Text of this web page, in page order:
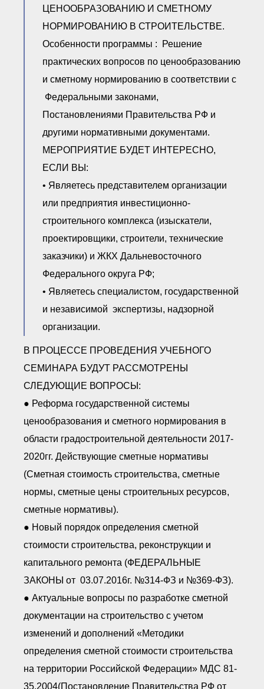
ЦЕНООБРАЗОВАНИЮ И СМЕТНОМУ
НОРМИРОВАНИЮ В СТРОИТЕЛЬСТВЕ.
Особенности программы : Решение
практических вопросов по ценообразованию
и сметному нормированию в соответствии с
Федеральными законами,
Постановлениями Правительства РФ и
другими нормативными документами.
МЕРОПРИЯТИЕ БУДЕТ ИНТЕРЕСНО,
ЕСЛИ ВЫ:
• Являетесь представителем организации
или предприятия инвестиционно-
строительного комплекса (изыскатели,
проектировщики, строители, технические
заказчики) и ЖКХ Дальневосточного
Федерального округа РФ;
• Являетесь специалистом, государственной
и независимой экспертизы, надзорной
организации.
В ПРОЦЕССЕ ПРОВЕДЕНИЯ УЧЕБНОГО
СЕМИНАРА БУДУТ РАССМОТРЕНЫ
СЛЕДУЮЩИЕ ВОПРОСЫ:
● Реформа государственной системы
ценообразования и сметного нормирования в
области градостроительной деятельности 2017-
2020гг. Действующие сметные нормативы
(Сметная стоимость строительства, сметные
нормы, сметные цены строительных ресурсов,
сметные нормативы).
● Новый порядок определения сметной
стоимости строительства, реконструкции и
капитального ремонта (ФЕДЕРАЛЬНЫЕ
ЗАКОНЫ от 03.07.2016г. №314-ФЗ и №369-ФЗ).
● Актуальные вопросы по разработке сметной
документации на строительство с учетом
изменений и дополнений «Методики
определения сметной стоимости строительства
на территории Российской Федерации» МДС 81-
35.2004(Постановление Правительства РФ от